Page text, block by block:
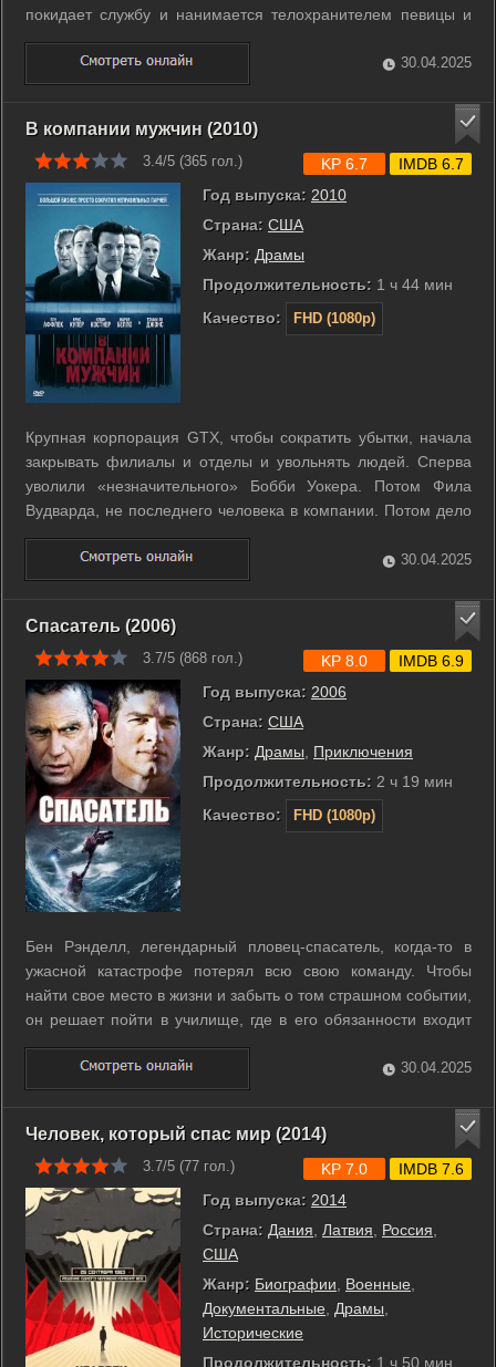
покидает службу и нанимается телохранителем певицы и
актрисы Рэйчел Мэррон, которая постоянно получает
письма с угрозами. ...
30.04.2025
В компании мужчин (2010)
3.4/5 (365 гол.)
Год выпуска: 2010
Страна: США
Жанр: Драмы
Продолжительность: 1 ч 44 мин
Качество:
FHD (1080p)
KP 6.7 IMDB 6.7
Крупная корпорация GTX, чтобы сократить убытки, начала
закрывать филиалы и отделы и увольнять людей. Сперва
уволили «незначительного» Бобби Уокера. Потом Фила
Вудварда, не последнего человека в компании. Потом дело
дошло до Джина МакКлэри, одного из основателей
компании. Всем этим людям, менеджерам различных
звеньев, пришлось избавляться от ...
30.04.2025
Спасатель (2006)
3.7/5 (868 гол.)
Год выпуска: 2006
Страна: США
Жанр: Драмы
Приключения
Продолжительность: 2 ч 19 мин
Качество:
FHD (1080p)
KP 8.0 IMDB 6.9
Бен Рэнделл, легендарный пловец-спасатель, когда-то в
ужасной катастрофе потерял всю свою команду. Чтобы
найти свое место в жизни и забыть о том страшном событии,
он решает пойти в училище, где в его обязанности входит
тренировка молодых спасателей. Здесь он сталкивается с
молодым и талантливым пловцом «с характером», Джейком
Фишером. В конце ...
30.04.2025
Человек, который спас мир (2014)
3.7/5 (77 гол.)
Год выпуска: 2014
Страна: Дания, Латвия, Россия,
США
Жанр: Биографии, Военные,
Документальные, Драмы,
Исторические
Продолжительность: 1 ч 50 мин
KP 7.0 IMDB 7.6